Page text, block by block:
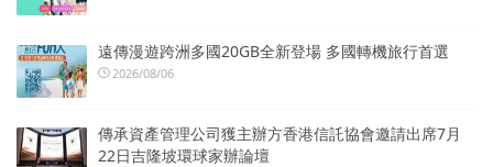
遠傳漫遊跨洲多國20GB全新登場 多國轉機旅行首選
2026/08/06
傳承資產管理公司獲主辦方香港信託協會邀請出席7月
22日吉隆坡環球家辦論壇